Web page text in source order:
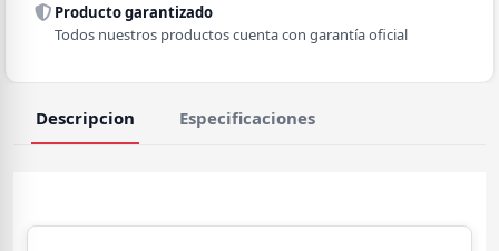
Producto garantizado
Todos nuestros productos cuenta con garantía oficial
Descripcion Especificaciones